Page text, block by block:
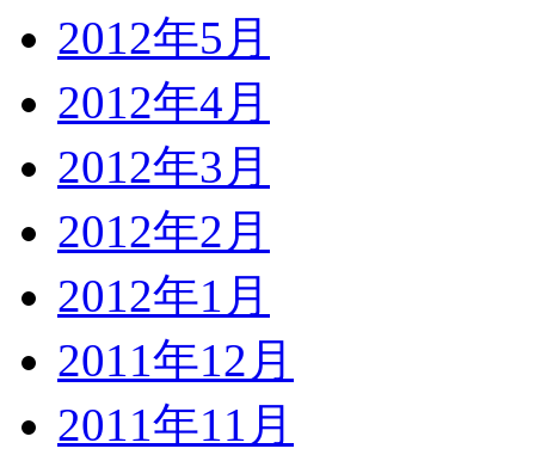
2012年5月
2012年4月
2012年3月
2012年2月
2012年1月
2011年12月
2011年11月